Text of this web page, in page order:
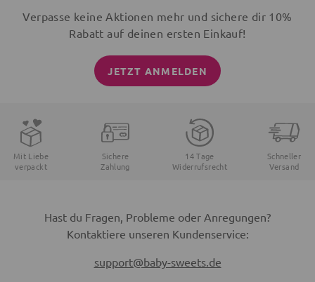
Verpasse keine Aktionen mehr und sichere dir 10%
Rabatt auf deinen ersten Einkauf!
JETZT ANMELDEN
Mit Liebe
verpackt
Sichere
Zahlung
14 Tage
Widerrufsrecht
Schneller
Versand
Hast du Fragen, Probleme oder Anregungen?
Kontaktiere unseren Kundenservice:
support@baby-sweets.de